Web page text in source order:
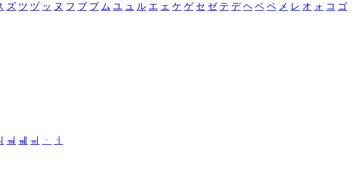
ズ ツ ヅ ッ ヌ フ ブ プ ム ユ ュ ル エ ェ ケ ゲ セ ゼ テ デ ヘ ベ ペ メ レ オ ォ コ ゴ
ㆊ ㆋ ㆌ ㆍ
ㆎ